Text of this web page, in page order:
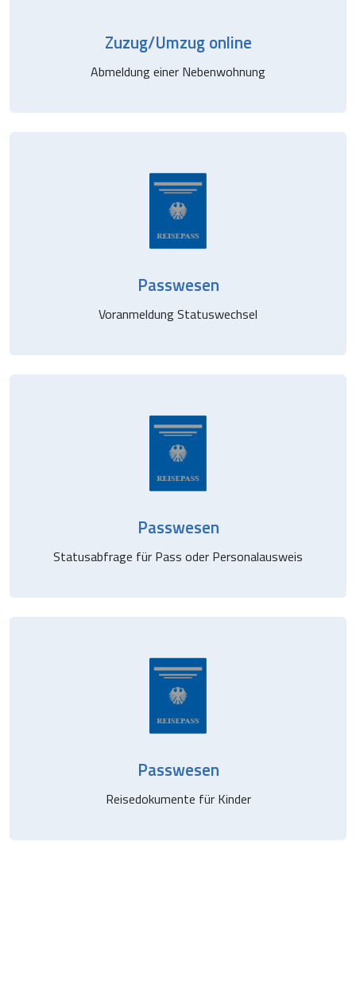
Zuzug/Umzug online
Abmeldung einer Nebenwohnung
Passwesen
Voranmeldung Statuswechsel
Passwesen
Statusabfrage für Pass oder Personalausweis
Passwesen
Reisedokumente für Kinder